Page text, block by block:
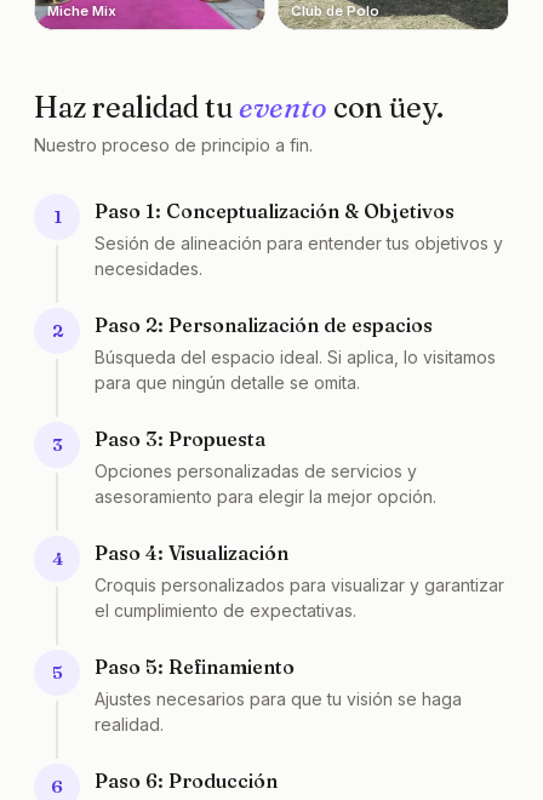
Miche Mix Club de Polo
Haz realidad tu evento con üey.
Nuestro proceso de principio a fin.
1 Paso 1: Conceptualización & Objetivos
Sesión de alineación para entender tus objetivos y
necesidades.
2 Paso 2: Personalización de espacios
Búsqueda del espacio ideal. Si aplica, lo visitamos
para que ningún detalle se omita.
3 Paso 3: Propuesta
Opciones personalizadas de servicios y
asesoramiento para elegir la mejor opción.
4 Paso 4: Visualización
Croquis personalizados para visualizar y garantizar
el cumplimiento de expectativas.
5 Paso 5: Refinamiento
Ajustes necesarios para que tu visión se haga
realidad.
6 Paso 6: Producción